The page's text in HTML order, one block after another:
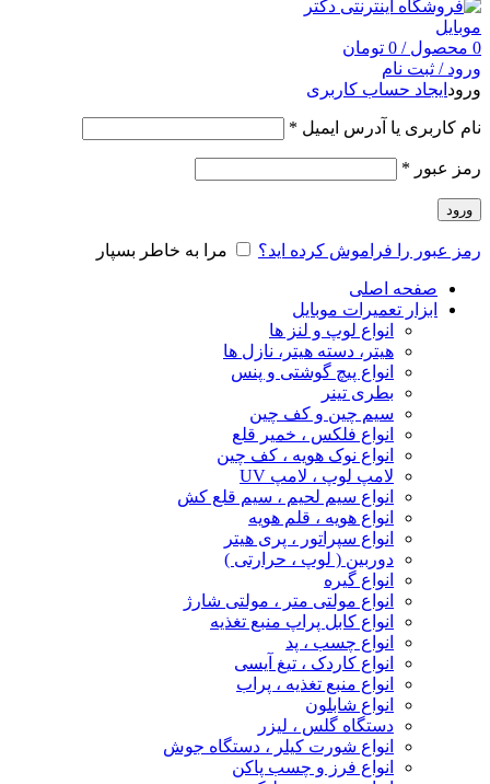
0 محصول /
0 تومان
ورود / ثبت نام
ورود ایجاد حساب کاربری
نام کاربری یا آدرس ایمیل *
رمز عبور *
ورود
رمز عبور را فراموش کرده اید؟ مرا به خاطر بسپار
صفحه اصلی
ابزار تعمیرات موبایل
انواع لوپ و لنز ها
هیتر، دسته هیتر، نازل ها
انواع پیچ‌ گوشتی و پنس
بطری تینر
سیم چین و کف چین
انواع فلکس ، خمیر قلع
انواع نوک هویه ، کف چین
لامپ لوپ ، لامپ UV
انواع سیم لحیم ، سیم قلع کش
انواع هویه ، قلم هویه
انواع سپراتور ، پری هیتر
دوربین ( لوپ ، حرارتی )
انواع گیره
انواع مولتی متر ، مولتی شارژ
انواع کابل پراپ منبع تغذیه
انواع چسب ، پد
انواع کاردک ، تیغ آیسی
انواع منبع تغذیه ، پراب
انواع شابلون
دستگاه گلس ، لیزر
انواع شورت کیلر ، دستگاه جوش
انواع فرز و چسب پاکن